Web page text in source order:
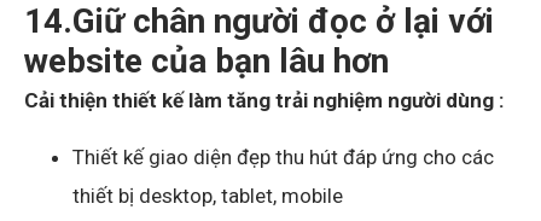
14.Giữ chân người đọc ở lại với
website của bạn lâu hơn
Cải thiện thiết kế làm tăng trải nghiệm người dùng :
Thiết kế giao diện đẹp thu hút đáp ứng cho các
thiết bị desktop, tablet, mobile